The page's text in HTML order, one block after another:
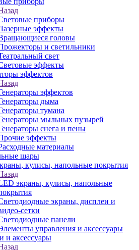
приборы
эффекты
головы
и светильники
свет
эффекты
эффектов
эффектов
дыма
тумана
мыльных пузырей
снега и пены
эффекты
материалы
шары
кулисы, напольные покрытия
экраны, кулисы, напольные
экраны, дисплеи и
сетки
панели
управления и аксессуары
и аксессуары